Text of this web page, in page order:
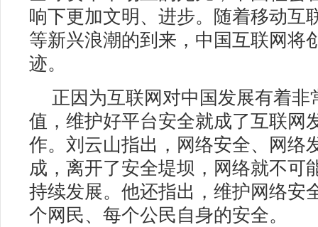
响下更加文明、进步。随着移动互
等新兴浪潮的到来，中国互联网将
迹。
正因为互联网对中国发展有着非
值，维护好平台安全就成了互联网
作。刘云山指出，网络安全、网络
成，离开了安全堤坝，网络就不可
持续发展。他还指出，维护网络安
个网民、每个公民自身的安全。